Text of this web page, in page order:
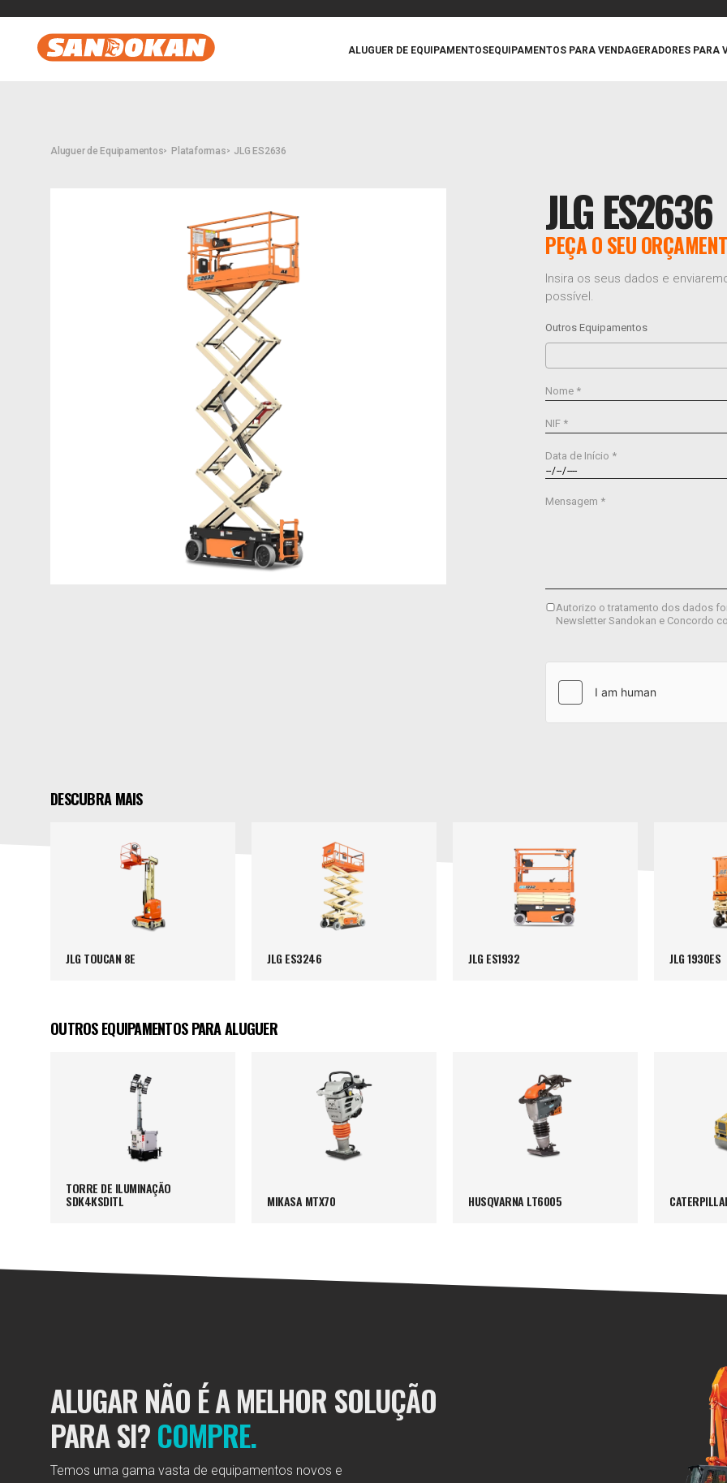
ALUGUER DE EQUIPAMENTOSEQUIPAMENTOS PARA VENDAGERADORES PARA
Aluguer de Equipamentos Plataformas JLG ES2636
JLG ES2636
PEÇA O SEU
Insira os seus dados e
possível.
Outros Equipamentos
Nome *
NIF *
Data de Início *
Mensagem *
Autorizo o tratamento dos dados
Newsletter Sandokan e Concordo
DESCUBRA MAIS
JLG TOUCAN 8E JLG ES3246 JLG ES1932 JLG 1930ES
OUTROS EQUIPAMENTOS PARA ALUGUER
TORRE DE ILUMINAÇÃO
SDK4KSDITL MIKASA MTX70 HUSQVARNA LT6005
ALUGAR NÃO É A MELHOR SOLUÇÃO
PARA SI?COMPRE.
Temos uma gama vasta de equipamentos novos e